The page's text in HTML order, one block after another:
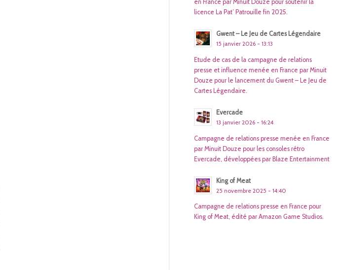
en France par Minuit Douze pour soutenir la
licence La Pat’ Patrouille fin 2025.
Gwent – Le Jeu de Cartes Légendaire
15 janvier 2026 - 13:13
Etude de cas de la campagne de relations
presse et influence menée en France par Minuit
Douze pour le lancement du Gwent – Le Jeu de
Cartes Légendaire.
Evercade
13 janvier 2026 - 16:24
Campagne de relations presse menée en France
par Minuit Douze pour les consoles rétro
Evercade, développées par Blaze Entertainment
King of Meat
25 novembre 2025 - 14:40
Campagne de relations presse en France pour
King of Meat, édité par Amazon Game Studios.